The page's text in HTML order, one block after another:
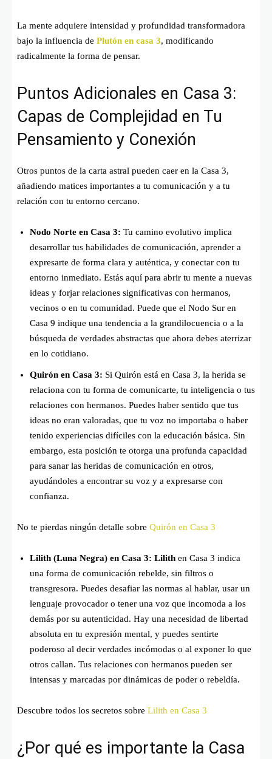
La mente adquiere intensidad y profundidad transformadora
bajo la influencia de Plutón en casa 3, modificando
radicalmente la forma de pensar.
Puntos Adicionales en Casa 3:
Capas de Complejidad en Tu
Pensamiento y Conexión
Otros puntos de la carta astral pueden caer en la Casa 3,
añadiendo matices importantes a tu comunicación y a tu
relación con tu entorno cercano.
Nodo Norte en Casa 3: Tu camino evolutivo implica
desarrollar tus habilidades de comunicación, aprender a
expresarte de forma clara y auténtica, y conectar con tu
entorno inmediato. Estás aquí para abrir tu mente a nuevas
ideas y forjar relaciones significativas con hermanos,
vecinos o en tu comunidad. Puede que el Nodo Sur en
Casa 9 indique una tendencia a la grandilocuencia o a la
búsqueda de verdades abstractas que ahora debes aterrizar
en lo cotidiano.
Quirón en Casa 3: Si Quirón está en Casa 3, la herida se
relaciona con tu forma de comunicarte, tu inteligencia o tus
relaciones con hermanos. Puedes haber sentido que tus
ideas no eran valoradas, que tu voz no importaba o haber
tenido experiencias difíciles con la educación básica. Sin
embargo, esta posición te otorga una profunda capacidad
para sanar las heridas de comunicación en otros,
ayudándoles a encontrar su voz y a expresarse con
confianza.
No te pierdas ningún detalle sobre Quirón en Casa 3
Lilith (Luna Negra) en Casa 3: Lilith en Casa 3 indica
una forma de comunicación rebelde, sin filtros o
transgresora. Puedes desafiar las normas al hablar, usar un
lenguaje provocador o tener una voz que incomoda a los
demás por su autenticidad. Hay una necesidad de libertad
absoluta en tu expresión mental, y puedes sentirte
poderoso al decir verdades incómodas o al exponer lo que
otros callan. Tus relaciones con hermanos pueden ser
intensas y marcadas por dinámicas de poder o rebeldía.
Descubre todos los secretos sobre Lilith en Casa 3
¿Por qué es importante la Casa